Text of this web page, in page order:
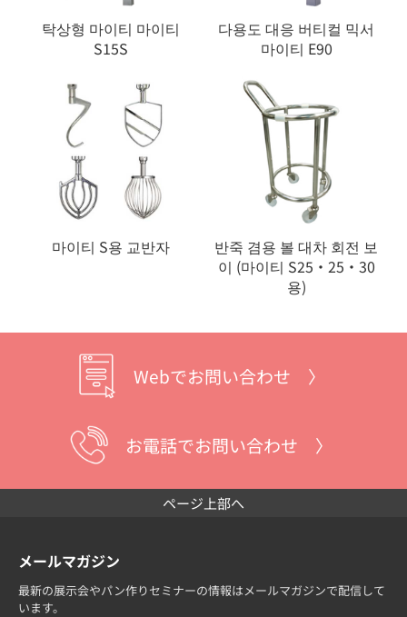
탁상형 마이티 마이티
S15S
다용도 대응 버티컬 믹서
마이티 E90
마이티 S용 교반자
반죽 겸용 볼 대차 회전 보
이 (마이티 S25・25・30
용)
Webでお問い合わせ 〉
お電話でお問い合わせ 〉
ページ上部へ
メールマガジン
最新の展示会やパン作りセミナーの情報はメールマガジンで配信して
います。